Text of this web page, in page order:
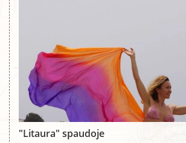
"Litaura" spaudoje